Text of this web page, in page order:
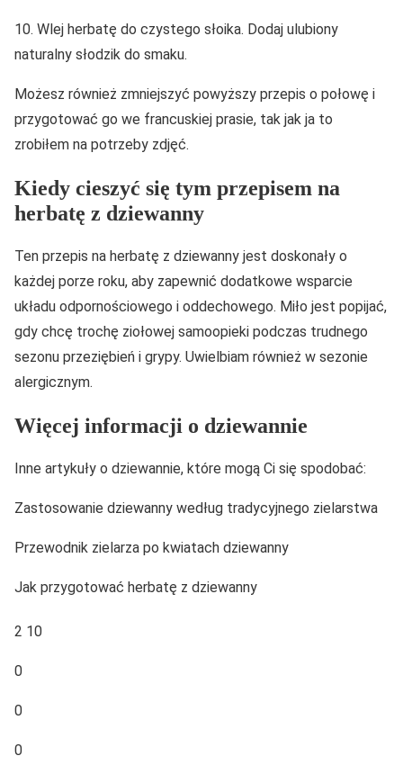
10. Wlej herbatę do czystego słoika. Dodaj ulubiony
naturalny słodzik do smaku.
Możesz również zmniejszyć powyższy przepis o połowę i
przygotować go we francuskiej prasie, tak jak ja to
zrobiłem na potrzeby zdjęć.
Kiedy cieszyć się tym przepisem na
herbatę z dziewanny
Ten przepis na herbatę z dziewanny jest doskonały o
każdej porze roku, aby zapewnić dodatkowe wsparcie
układu odpornościowego i oddechowego. Miło jest popijać,
gdy chcę trochę ziołowej samoopieki podczas trudnego
sezonu przeziębień i grypy. Uwielbiam również w sezonie
alergicznym.
Więcej informacji o dziewannie
Inne artykuły o dziewannie, które mogą Ci się spodobać:
Zastosowanie dziewanny według tradycyjnego zielarstwa
Przewodnik zielarza po kwiatach dziewanny
Jak przygotować herbatę z dziewanny
2 10
0
0
0